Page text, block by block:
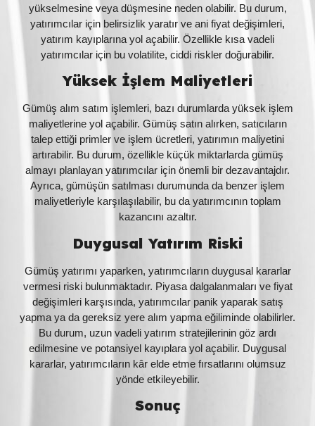
yükselmesine veya düşmesine neden olabilir. Bu durum,
yatırımcılar için belirsizlik yaratır ve ani fiyat değişimleri,
yatırım kayıplarına yol açabilir. Özellikle kısa vadeli
yatırımcılar için bu volatilite, ciddi riskler doğurabilir.
Yüksek İşlem Maliyetleri
Gümüş alım satım işlemleri, bazı durumlarda yüksek işlem
maliyetlerine yol açabilir. Gümüş satın alırken, satıcıların
talep ettiği primler ve işlem ücretleri, yatırımın maliyetini
artırabilir. Bu durum, özellikle küçük miktarlarda gümüş
almayı planlayan yatırımcılar için önemli bir dezavantajdır.
Ayrıca, gümüşün satılması durumunda da benzer işlem
maliyetleriyle karşılaşılabilir, bu da yatırımcının toplam
kazancını azaltır.
Duygusal Yatırım Riski
Gümüş yatırımı yaparken, yatırımcıların duygusal kararlar
vermesi riski bulunmaktadır. Piyasa dalgalanmaları ve fiyat
değişimleri karşısında, yatırımcılar panik yaparak satış
yapma ya da gereksiz yere alım yapma eğiliminde olabilirler.
Bu durum, uzun vadeli yatırım stratejilerinin göz ardı
edilmesine ve potansiyel kayıplara yol açabilir. Duygusal
kararlar, yatırımcıların kâr elde etme fırsatlarını olumsuz
yönde etkileyebilir.
Sonuç